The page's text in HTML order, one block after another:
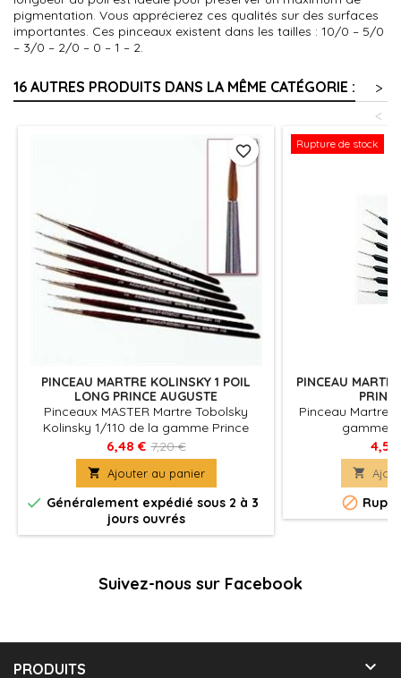
pigmentation. Vous apprécierez ces qualités sur des surfaces
importantes. Ces pinceaux existent dans les tailles : 10/0 – 5/0
– 3/0 – 2/0 – 0 – 1 – 2.
16 AUTRES PRODUITS DANS LA MÊME CATÉGORIE :
>
<
PINCEAU MARTRE KOLINSKY 1 POIL
LONG PRINCE AUGUSTE
Pinceaux MASTER Martre Tobolsky
Kolinsky 1/110 de la gamme Prince
Auguste
6,48 € 7,20 €
 Ajouter au panier
 Généralement expédié sous 2 à 3
jours ouvrés
favorite_border Rupture de stock
PINCEAU
Pinceau Martre
gamme
4,56


Suivez-nous sur Facebook
PRODUITS 